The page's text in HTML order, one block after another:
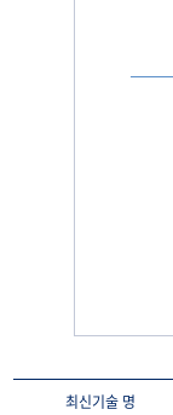
최신기술 명